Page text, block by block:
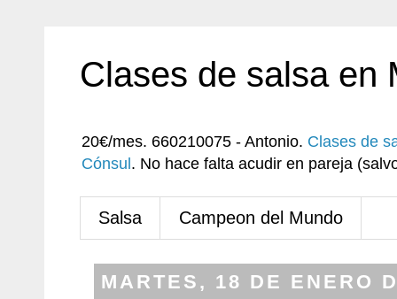
Clases de salsa en
20€/mes. 660210075 - Antonio. Clases de
Cónsul . No hace falta acudir en pareja
Salsa Campeon del Mundo
MARTES, 18 DE ENERO